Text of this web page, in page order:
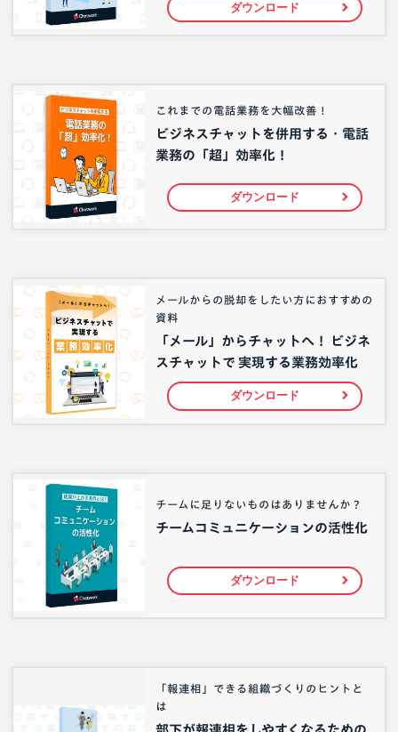
ダウンロード
これまでの電話業務を大幅改善！
ビジネスチャットを併用する・電話
業務の「超」効率化！
ダウンロード
メールからの脱却をしたい方におすすめの
資料
「メール」からチャットへ！ ビジネ
スチャットで 実現する業務効率化
ダウンロード
チームに足りないものはありませんか？
チームコミュニケーションの活性化
ダウンロード
「報連相」できる組織づくりのヒントと
は